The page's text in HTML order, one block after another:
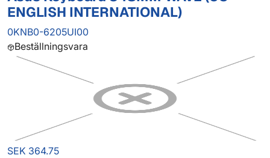
ENGLISH INTERNATIONAL)
0KNB0-6205UI00
Beställningsvara
SEK 364.75